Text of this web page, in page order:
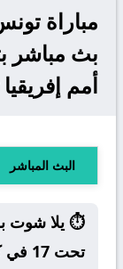
أمم إفريقيا
البث المباشر